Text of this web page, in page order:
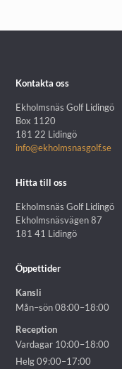
Kontakta oss
Ekholmsnäs Golf Lidingö
Box 1120
181 22 Lidingö
info@ekholmsnasgolf.se
Hitta till oss
Ekholmsnäs Golf Lidingö
Ekholmsnäsvägen 87
181 41 Lidingö
Öppettider
Kansli
Mån–sön 08:00–18:00
Reception
Vardagar 10:00–18:00
Helg 09:00–17:00